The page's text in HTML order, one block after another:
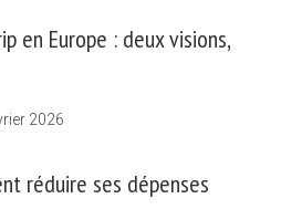
en Europe : deux visions,
2026
réduire ses dépenses